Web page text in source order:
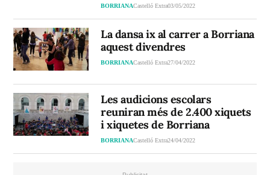
BORRIANACastelló Extra03/05/2022
La dansa ix al carrer a Borriana
aquest divendres
BORRIANACastelló Extra27/04/2022
Les audicions escolars
reuniran més de 2.400 xiquets
i xiquetes de Borriana
BORRIANACastelló Extra24/04/2022